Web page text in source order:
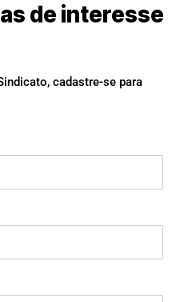
de interesse
cadastre-se para